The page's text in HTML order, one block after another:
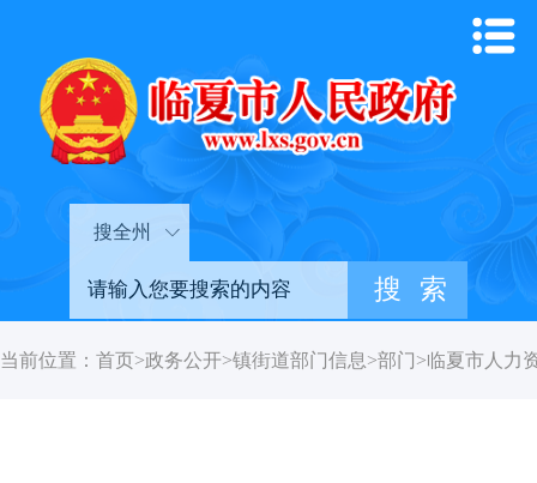
搜全州
当前位置： 首页>政务公开>镇街道部门信息>部门>临夏市人力